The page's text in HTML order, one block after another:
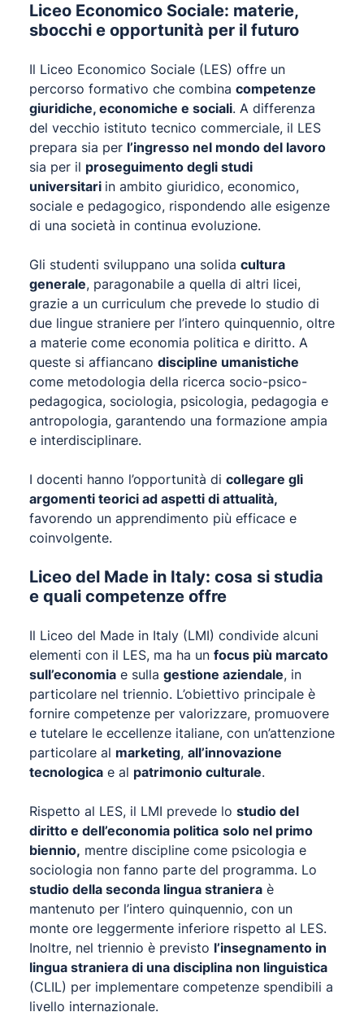
Liceo Economico Sociale: materie,
sbocchi e opportunità per il futuro
Il Liceo Economico Sociale (LES) offre un
percorso formativo che combina competenze
giuridiche, economiche e sociali. A differenza
del vecchio istituto tecnico commerciale, il LES
prepara sia per l’ingresso nel mondo del lavoro
sia per il proseguimento degli studi
universitari in ambito giuridico, economico,
sociale e pedagogico, rispondendo alle esigenze
di una società in continua evoluzione.
Gli studenti sviluppano una solida cultura
generale, paragonabile a quella di altri licei,
grazie a un curriculum che prevede lo studio di
due lingue straniere per l’intero quinquennio, oltre
a materie come economia politica e diritto. A
queste si affiancano discipline umanistiche
come metodologia della ricerca socio-psico-
pedagogica, sociologia, psicologia, pedagogia e
antropologia, garantendo una formazione ampia
e interdisciplinare.
I docenti hanno l’opportunità di collegare gli
argomenti teorici ad aspetti di attualità,
favorendo un apprendimento più efficace e
coinvolgente.
Liceo del Made in Italy: cosa si studia
e quali competenze offre
Il Liceo del Made in Italy (LMI) condivide alcuni
elementi con il LES, ma ha un focus più marcato
sull’economia e sulla gestione aziendale, in
particolare nel triennio. L’obiettivo principale è
fornire competenze per valorizzare, promuovere
e tutelare le eccellenze italiane, con un’attenzione
particolare al marketing, all’innovazione
tecnologica e al patrimonio culturale.
Rispetto al LES, il LMI prevede lo studio del
diritto e dell’economia politica solo nel primo
biennio, mentre discipline come psicologia e
sociologia non fanno parte del programma. Lo
studio della seconda lingua straniera è
mantenuto per l’intero quinquennio, con un
monte ore leggermente inferiore rispetto al LES.
Inoltre, nel triennio è previsto l’insegnamento in
lingua straniera di una disciplina non linguistica
(CLIL) per implementare competenze spendibili a
livello internazionale.